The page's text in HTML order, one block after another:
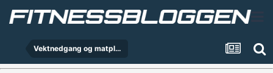
Vektnedgang og matplaner